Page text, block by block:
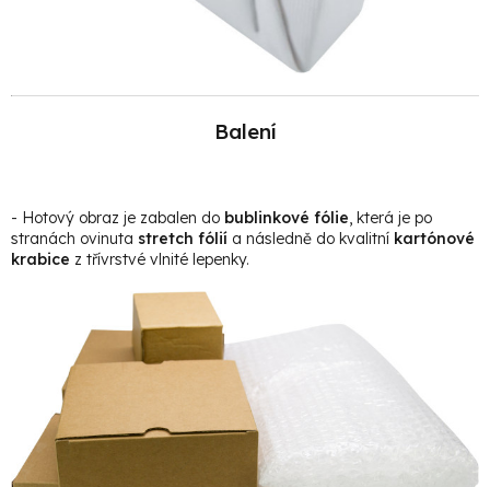
Balení
- Hotový obraz je zabalen do bublinkové fólie, která je po
stranách ovinuta stretch fólií a následně do kvalitní kartónové
krabice z třívrstvé vlnité lepenky.